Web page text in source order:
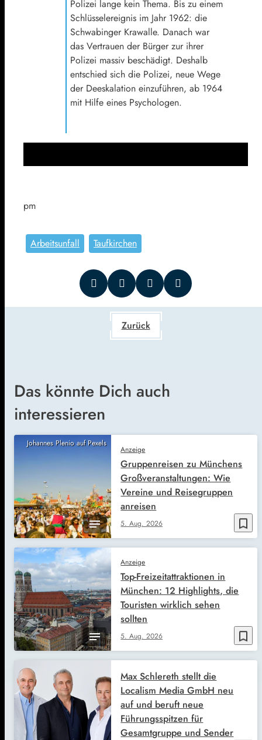
Polizei lange kein Thema. Bis zu einem
Schlüsselereignis im Jahr 1962: die
Schwabinger Krawalle. Danach war
das Vertrauen der Bürger zur ihrer
Polizei massiv beschädigt. Deshalb
entschied sich die Polizei, neue Wege
der Deeskalation einzuführen, ab 1964
mit Hilfe eines Psychologen.
pm
Arbeitsunfall Taufkirchen
Zurück
Das könnte Dich auch
interessieren
Johannes Plenio auf Pexels
bookmark_border
Anzeige
5. Aug. 2026
Gruppenreisen zu Münchens
Großveranstaltungen: Wie
Vereine und Reisegruppen
anreisen
bookmark_border
Anzeige
5. Aug. 2026
Top-Freizeitattraktionen in
München: 12 Highlights, die
Touristen wirklich sehen
sollten
Max Schlereth stellt die
Localism Media GmbH neu
auf und beruft neue
Führungsspitzen für
Gesamtgruppe und Sender